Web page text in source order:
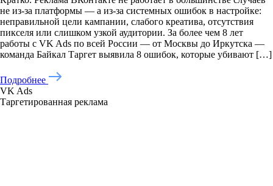
не из-за платформы — а из-за системных ошибок в настройке:
неправильной цели кампании, слабого креатива, отсутствия
пикселя или слишком узкой аудитории. За более чем 8 лет
работы с VK Ads по всей России — от Москвы до Иркутска —
команда Байкал Таргет выявила 8 ошибок, которые убивают […]
Подробнее
VK Ads
Таргетированная реклама